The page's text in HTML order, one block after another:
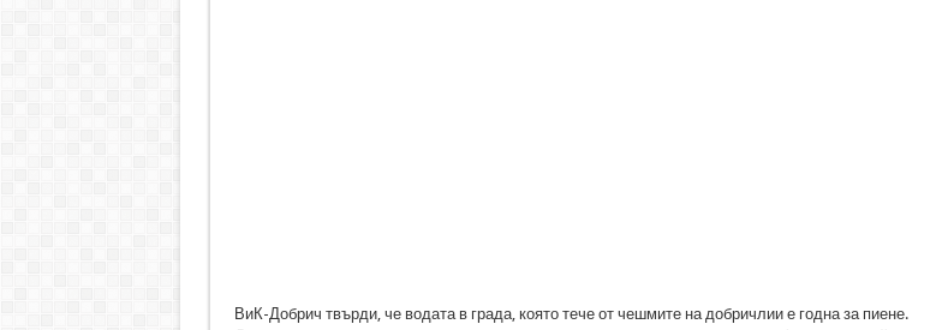
ВиК-Добрич твърди, че водата в града, която тече от чешмите на добричлии е годна за пиене.